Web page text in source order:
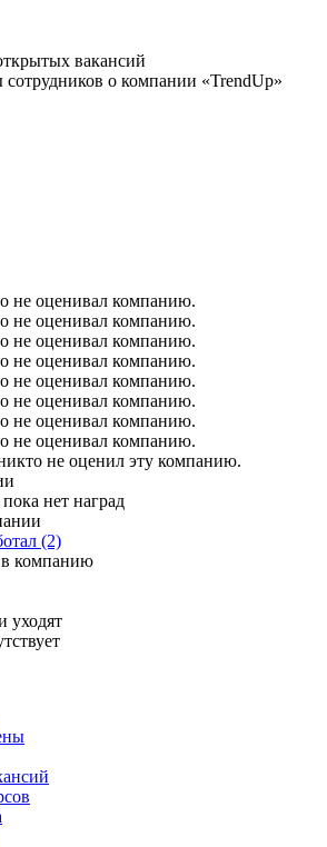
вакансий
о компании «TrendUp»
не оценивал компанию.
не оценивал компанию.
не оценивал компанию.
не оценивал компанию.
не оценивал компанию.
не оценивал компанию.
не оценивал компанию.
не оценивал компанию.
не оценил эту компанию.
нет наград
(2)
в компанию
уходят